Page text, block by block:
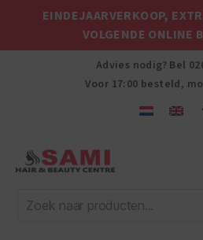
EINDEJAARVERKOOP,
VOLGENDE ONLINE
Advies nodig? Bel
Voor 17:00 besteld,
Afro
Hair